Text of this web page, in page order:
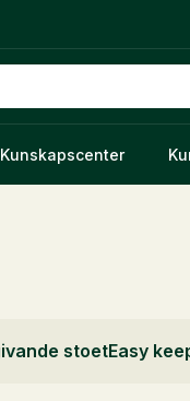
Kunskapscenter
stoetEasy